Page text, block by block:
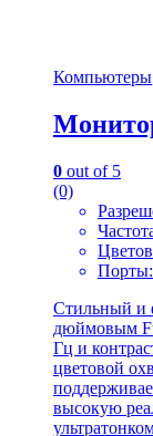
Компьютеры
0 out of 5
(0)
Стильный и
дюймовым
Гц и
цветовой
высокую